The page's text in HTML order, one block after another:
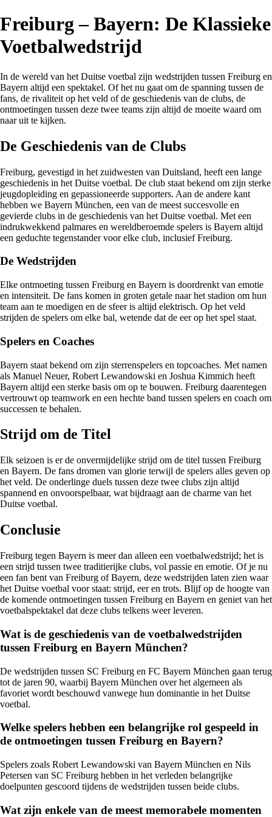
Freiburg – Bayern: De Klassieke
Voetbalwedstrijd
In de wereld van het Duitse voetbal zijn wedstrijden tussen Freiburg en
Bayern altijd een spektakel. Of het nu gaat om de spanning tussen de
fans, de rivaliteit op het veld of de geschiedenis van de clubs, de
ontmoetingen tussen deze twee teams zijn altijd de moeite waard om
naar uit te kijken.
De Geschiedenis van de Clubs
Freiburg, gevestigd in het zuidwesten van Duitsland, heeft een lange
geschiedenis in het Duitse voetbal. De club staat bekend om zijn sterke
jeugdopleiding en gepassioneerde supporters. Aan de andere kant
hebben we Bayern München, een van de meest succesvolle en
gevierde clubs in de geschiedenis van het Duitse voetbal. Met een
indrukwekkend palmares en wereldberoemde spelers is Bayern altijd
een geduchte tegenstander voor elke club, inclusief Freiburg.
De Wedstrijden
Elke ontmoeting tussen Freiburg en Bayern is doordrenkt van emotie
en intensiteit. De fans komen in groten getale naar het stadion om hun
team aan te moedigen en de sfeer is altijd elektrisch. Op het veld
strijden de spelers om elke bal, wetende dat de eer op het spel staat.
Spelers en Coaches
Bayern staat bekend om zijn sterrenspelers en topcoaches. Met namen
als Manuel Neuer, Robert Lewandowski en Joshua Kimmich heeft
Bayern altijd een sterke basis om op te bouwen. Freiburg daarentegen
vertrouwt op teamwork en een hechte band tussen spelers en coach om
successen te behalen.
Strijd om de Titel
Elk seizoen is er de onvermijdelijke strijd om de titel tussen Freiburg
en Bayern. De fans dromen van glorie terwijl de spelers alles geven op
het veld. De onderlinge duels tussen deze twee clubs zijn altijd
spannend en onvoorspelbaar, wat bijdraagt aan de charme van het
Duitse voetbal.
Conclusie
Freiburg tegen Bayern is meer dan alleen een voetbalwedstrijd; het is
een strijd tussen twee traditierijke clubs, vol passie en emotie. Of je nu
een fan bent van Freiburg of Bayern, deze wedstrijden laten zien waar
het Duitse voetbal voor staat: strijd, eer en trots. Blijf op de hoogte van
de komende ontmoetingen tussen Freiburg en Bayern en geniet van het
voetbalspektakel dat deze clubs telkens weer leveren.
Wat is de geschiedenis van de voetbalwedstrijden
tussen Freiburg en Bayern München?
De wedstrijden tussen SC Freiburg en FC Bayern München gaan terug
tot de jaren 90, waarbij Bayern München over het algemeen als
favoriet wordt beschouwd vanwege hun dominantie in het Duitse
voetbal.
Welke spelers hebben een belangrijke rol gespeeld in
de ontmoetingen tussen Freiburg en Bayern?
Spelers zoals Robert Lewandowski van Bayern München en Nils
Petersen van SC Freiburg hebben in het verleden belangrijke
doelpunten gescoord tijdens de wedstrijden tussen beide clubs.
Wat zijn enkele van de meest memorabele momenten